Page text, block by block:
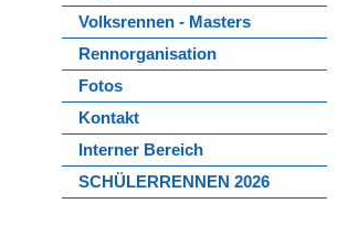
Volksrennen - Masters
Rennorganisation
Fotos
Kontakt
Interner Bereich
SCHÜLERRENNEN 2026